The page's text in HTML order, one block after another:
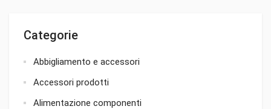
Categorie
Abbigliamento e accessori
Accessori prodotti
Alimentazione componenti